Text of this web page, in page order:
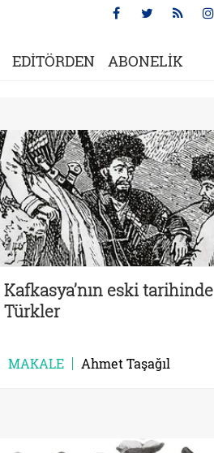
EDİTÖRDEN ABONELİK
Kafkasya’nın eski tarihinde
Türkler
MAKALE Ahmet Taşağıl